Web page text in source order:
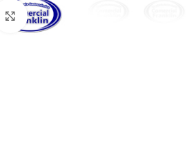
Haga clic para ampliar